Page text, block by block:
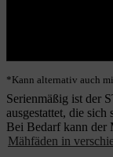
*Kann alternativ auch
Serienmäßig ist der
ausgestattet, die sich
Bei Bedarf kann der
Mähfäden in